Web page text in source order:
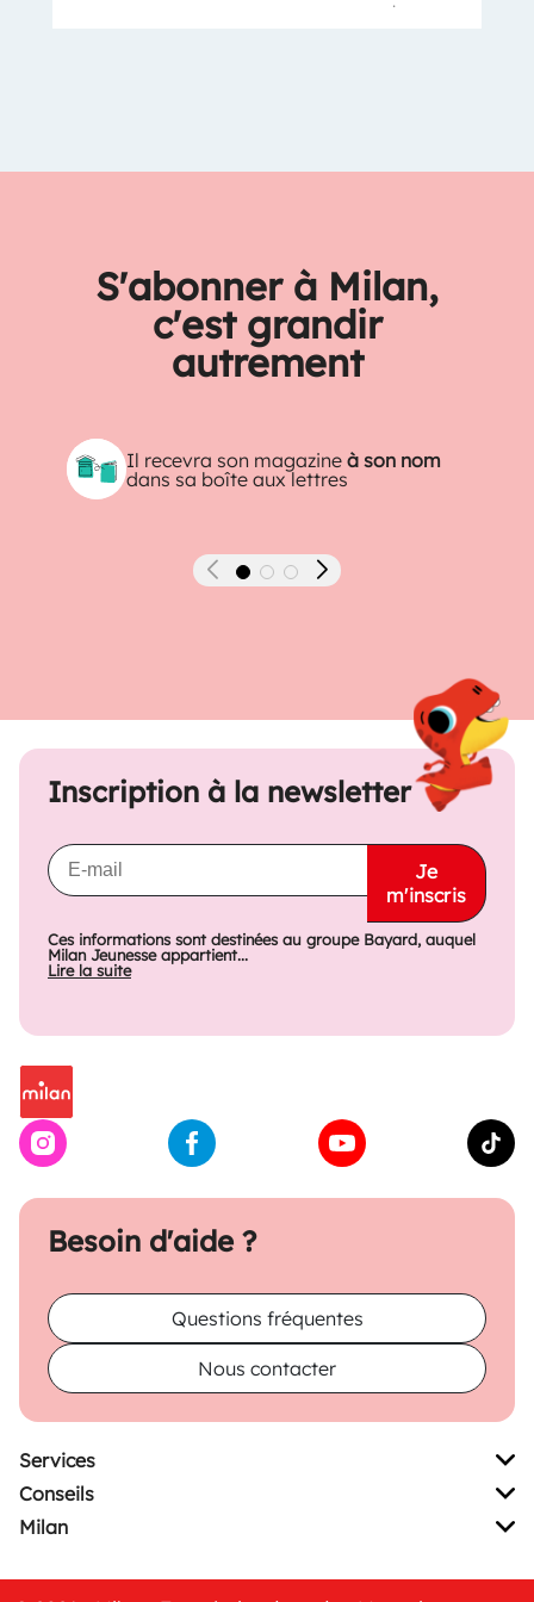
S'abonner à Milan,
c'est grandir
autrement
Il recevra son magazineà son nom
dans sa boîte aux lettres
Précédent Suivant
Besoin d'aide ?
Questions fréquentes
Nous contacter
Inscription à la newsletter
Je
m'inscris
Ces informations sont destinées au groupe Bayard, auquel
Milan Jeunesse appartient...
Lire la suite
Services
Conseils
Milan